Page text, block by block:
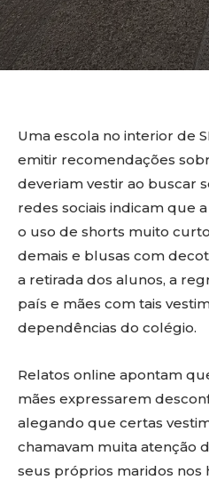
Uma escola no interior de
emitir recomendações
deveriam vestir ao buscar
redes sociais indicam que
o uso de shorts muito
demais e blusas com
a retirada dos alunos, a
país e mães com tais
dependências do colégio.
Relatos online apontam
mães expressarem
alegando que certas
chamavam muita atenção
seus próprios maridos nos